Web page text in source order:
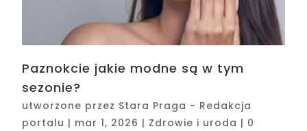
Paznokcie jakie modne są w tym
sezonie?
utworzone przez Stara Praga - Redakcja
portalu | mar 1, 2026 | Zdrowie i uroda | 0